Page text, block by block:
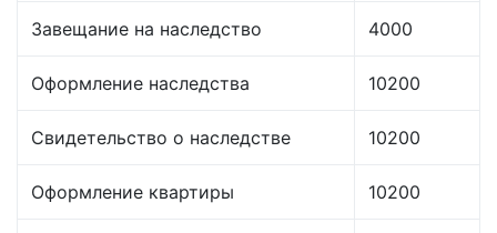
Завещание на наследство 4000
Оформление наследства 10200
Свидетельство о наследстве 10200
Оформление квартиры 10200